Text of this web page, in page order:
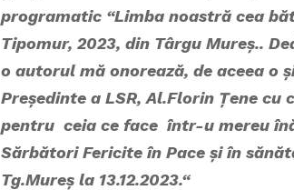
programatic“Limba noastră cea
Tipomur, 2023, din Târgu Mureș..
o autorul mă onorează, de aceea o
Președinte a LSR, Al.Florin Țene cu
pentru ceia ce face într-u mereu
Sărbători Fericite în Pace și în
Tg.Mureș la 13.12.2023.“